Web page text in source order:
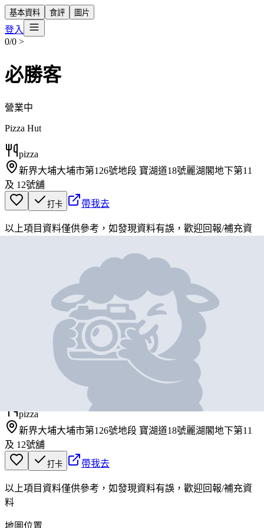
基本資料 食評 圖片
登入
0/0 >
必勝客
營業中
Pizza Hut
pizza
新界大埔大埔市第126號地段 寶湖道18號麗湖閣地下第11
及 12號舖
打卡 帶我去
以上項目資料僅供參考，如發現資料有誤，歡迎回報/補充資
必勝客
pizza
新界大埔大埔市第126號地段 寶湖道18號麗湖閣地下第11
及 12號舖
打卡 帶我去
以上項目資料僅供參考，如發現資料有誤，歡迎回報/補充資
料
地圖位置